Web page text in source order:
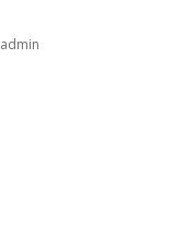
admin